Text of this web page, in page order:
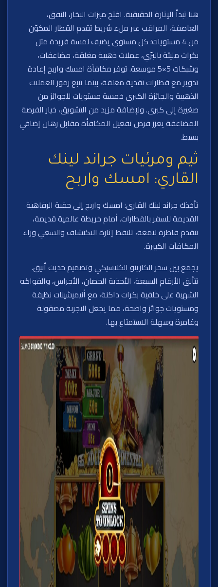
هنا تبدأ الإثارة الحقيقية. افتح ميزات البخار، النفق،
العاصفة، المراقب عبر ملء شريط تقدم القطار المكوّن
من 4 مستويات؛ كل مستوى يضيف لمسة فريدة مثل
بكرات مليئة بالبرّي، عملات ذهبية مغلقة، مضاعفات،
وشبكات 5×5 موسعة. توفر مكافأة امسك واربح إعادة
تدوير مع قطارات نقدية مغلقة، بينما تتبع رموز العملات
الذهبية والجائزة الكبرى خمسة مستويات للجوائز من
صغيرة إلى كبرى. ولإضافة مزيد من التشويق، خيار الفرصة
المضاعفة يعزز فرص تفعيل المكافأة مقابل رهان إضافي
بسيط.
ثيم ومرئيات جراند لينك
القاري: امسك واربح
تأخذك جراند لينك القاري: امسك واربح إلى حقبة الرفاهية
القديمة للسفر بالقطارات. أمام خريطة عالمية قديمة،
تتقدم قاطرة لامعة، تلتقط إثارة الاكتشاف والسعي وراء
المكافآت الكبيرة.
يجمع بين سحر الكازينو الكلاسيكي وتصميم حديث أنيق.
تتألق الأرقام السبعة، الأحذية الحصان، الأجراس، والفواكه
الشهية على خلفية بكرات داكنة، مع أنيميشينات نظيفة
ومستويات جوائز واضحة، مما يجعل التجربة مصقولة
وغامرة وسهلة الاستمتاع بها.